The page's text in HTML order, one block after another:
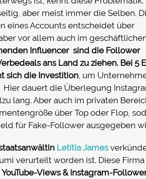
aber meist immer die Selben.
eines Accounts entscheidet über
vor allem auch im
Influencer sind die Follower
ans Land zu ziehen. Bei 5
sich die Investition , um
Hier dauert die Überlegung
lang. Aber auch im privaten
über Top oder Flop,
für Fake-Follower ausgegeben
Letitia James
verurteilt worden ist. Diese Firma
YouTube-Views & Instagram-